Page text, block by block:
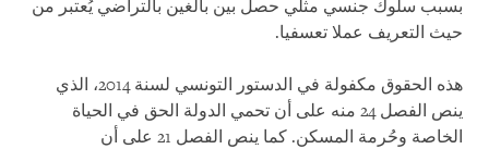
بسبب سلوك جنسي مثلي حصل بين بالغين بالتراضي يُعتبر من
حيث التعريف عملا تعسفيا.
هذه الحقوق مكفولة في الدستور التونسي لسنة 2014، الذي
ينص الفصل 24 منه على أن تحمي الدولة الحق في الحياة
الخاصة وحُرمة المسكن. كما ينص الفصل 21 على أن